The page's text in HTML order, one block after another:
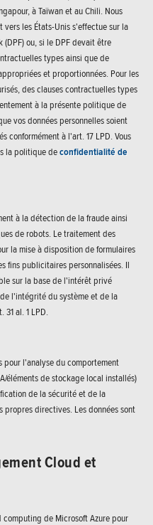
à Taïwan et au Chili. Nous
les États-Unis s'effectue sur la
(DPF) ou, si le DPF devait être
types ainsi que de
et proportionnées. Pour les
des clauses contractuelles types
à la présente politique de
vos données personnelles soient
conformément à l'art. 17 LPD. Vous
la politique deconfidentialité de
à la détection de la fraude ainsi
de robots. Le traitement des
la mise à disposition de formulaires
fins publicitaires personnalisées. Il
sur la base de l'intérêt privé
l'intégrité du système et de la
31 al. 1 LPD.
pour l'analyse du comportement
éléments de stockage local installés)
de la sécurité et de la
propres directives. Les données sont
Cloud et
computing de Microsoft Azure pour